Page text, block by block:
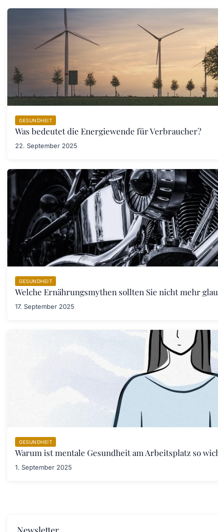
GESUNDHEIT
Was bedeutet die Energiewende für Verbraucher?
22. September 2025
GESUNDHEIT
Welche Ernährungsmythen sollten Sie nicht mehr
17. September 2025
GESUNDHEIT
Warum ist mentale Gesundheit am Arbeitsplatz so
1. September 2025